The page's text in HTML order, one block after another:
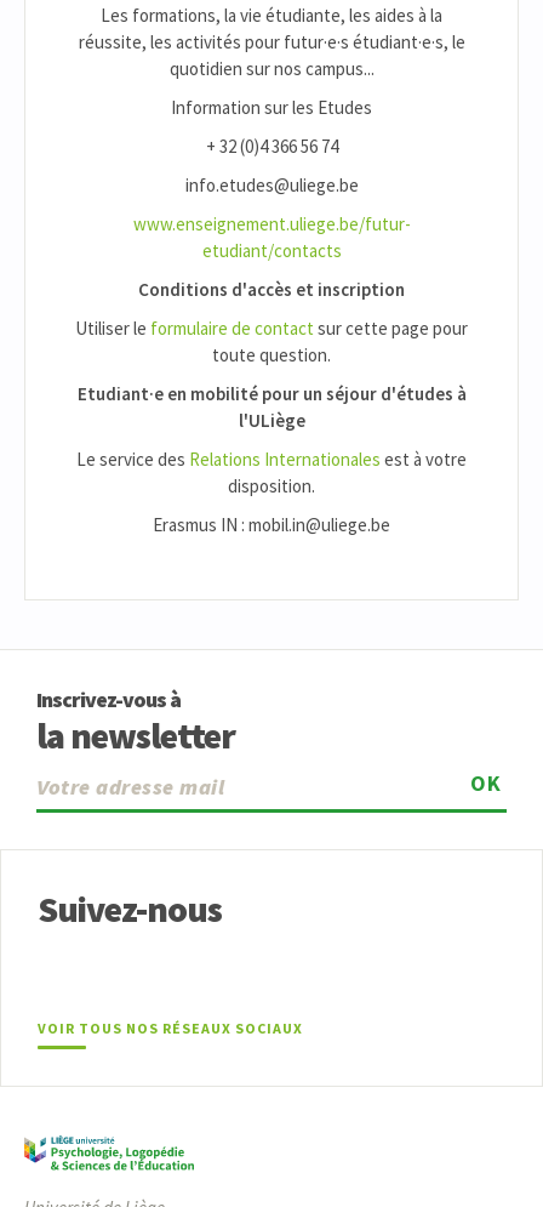
Les formations, la vie étudiante, les aides à la
réussite, les activités pour futur·e·s étudiant·e·s, le
quotidien sur nos campus...
Information sur les Etudes
+ 32 (0)4 366 56 74
info.etudes@uliege.be
www.enseignement.uliege.be/futur-
etudiant/contacts
Conditions d'accès et inscription
Utiliser le formulaire de contact sur cette page pour
toute question.
Etudiant·e en mobilité pour un séjour d'études à
l'ULiège
Le service des Relations Internationales est à votre
disposition.
Erasmus IN : mobil.in@uliege.be
Inscrivez-vous à
la newsletter
OK
Suivez-nous
VOIR TOUS NOS RÉSEAUX SOCIAUX